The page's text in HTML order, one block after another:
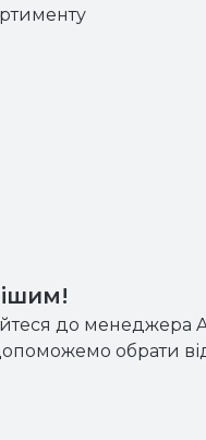
до менеджера
обрати